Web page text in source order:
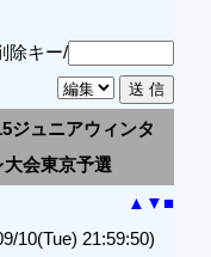
除キー/
ジュニアウィンタ
会東京予選
▲ ▼■
10(Tue) 21:59:50)